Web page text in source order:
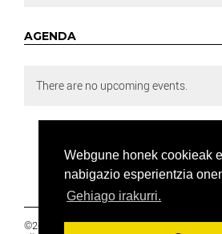
Webgune honek cookieak
nabigazio esperientzia
Gehiago irakurri.
AGENDA
There are no upcoming events.
©2019 Euskal Herriko Ikasleen Gurasoen